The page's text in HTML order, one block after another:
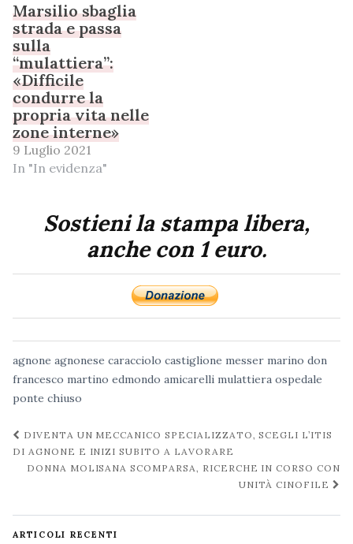
Marsilio sbaglia
strada e passa
sulla
“mulattiera”:
«Difficile
condurre la
propria vita nelle
zone interne»
9 Luglio 2021
In "In evidenza"
Sostieni la stampa libera,
anche con 1 euro.
agnone agnonese caracciolo castiglione messer marino don
francesco martino edmondo amicarelli mulattiera ospedale
ponte chiuso
Navigazione
post
DIVENTA UN MECCANICO SPECIALIZZATO, SCEGLI L’ITIS
DI AGNONE E INIZI SUBITO A LAVORARE
DONNA MOLISANA SCOMPARSA, RICERCHE IN CORSO CON
UNITÀ CINOFILE
ARTICOLI RECENTI